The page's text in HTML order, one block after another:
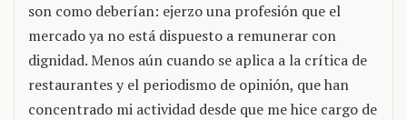
son como deberían: ejerzo una profesión que el
mercado ya no está dispuesto a remunerar con
dignidad. Menos aún cuando se aplica a la crítica de
restaurantes y el periodismo de opinión, que han
concentrado mi actividad desde que me hice cargo de